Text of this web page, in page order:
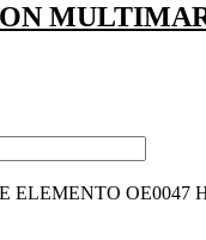
ELEMENTO OE0047